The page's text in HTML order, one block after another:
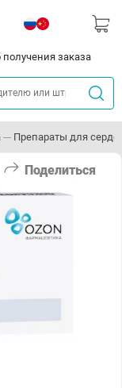
заказа
Препараты для
Поделиться